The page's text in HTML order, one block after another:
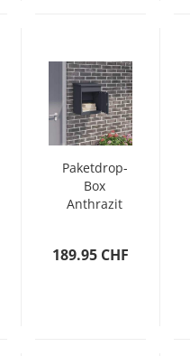
Paketdrop-
Box
Anthrazit
Stahl
189.95 CHF